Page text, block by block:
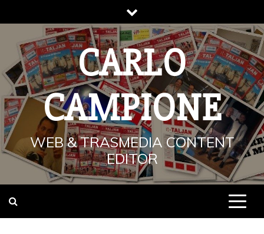
to
content
CARLO
CAMPIONE
WEB & TRASMEDIA CONTENT
EDITOR